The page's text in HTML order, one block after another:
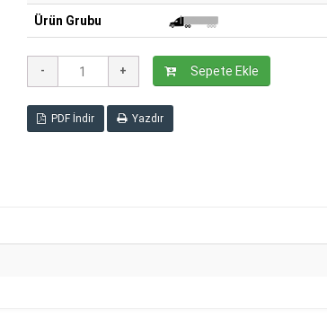
Ürün Grubu
Sepete Ekle
PDF İndir Yazdır